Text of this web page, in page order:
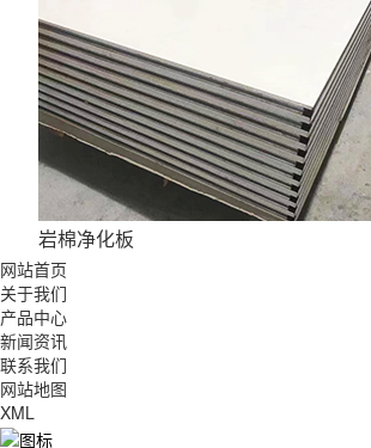
岩棉净化板
网站首页
关于我们
产品中心
新闻资讯
联系我们
网站地图
XML